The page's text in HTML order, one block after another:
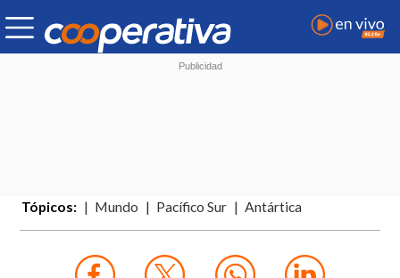
Tópicos: Mundo Pacífico Sur Antártica